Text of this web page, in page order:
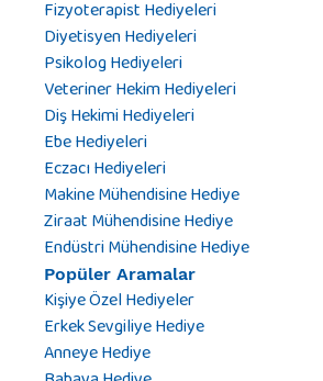
Fizyoterapist Hediyeleri
Diyetisyen Hediyeleri
Psikolog Hediyeleri
Veteriner Hekim Hediyeleri
Diş Hekimi Hediyeleri
Ebe Hediyeleri
Eczacı Hediyeleri
Makine Mühendisine Hediye
Ziraat Mühendisine Hediye
Endüstri Mühendisine Hediye
Popüler Aramalar
Kişiye Özel Hediyeler
Erkek Sevgiliye Hediye
Anneye Hediye